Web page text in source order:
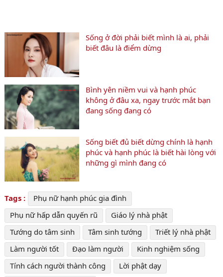
Sống ở đời phải biết mình là ai, phải
biết đâu là điểm dừng
Bình yên niềm vui và hạnh phúc
không ở đâu xa, ngay trước mắt bạn
đang sống đang có
Sống biết đủ biết dừng chính là hạnh
phúc và hạnh phúc là biết hài lòng với
những gì mình đang có
Tags :
Phụ nữ hạnh phúc gia đình
Phụ nữ hấp dẫn quyến rũ
Giáo lý nhà phật
Tướng do tâm sinh
Tâm sinh tướng
Triết lý nhà phật
Làm người tốt
Đạo làm người
Kinh nghiệm sống
Tính cách người thành công
Lời phật dạy